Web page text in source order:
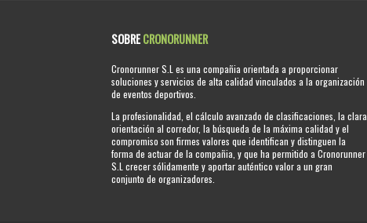
SOBRECRONORUNNER
Cronorunner S.L es una compañia orientada a proporcionar
soluciones y servicios de alta calidad vinculados a la organización
de eventos deportivos.
La profesionalidad, el cálculo avanzado de clasificaciones, la clara
orientación al corredor, la búsqueda de la máxima calidad y el
compromiso son firmes valores que identifican y distinguen la
forma de actuar de la compañia, y que ha permitido a Cronorunner
S.L crecer sólidamente y aportar auténtico valor a un gran
conjunto de organizadores.